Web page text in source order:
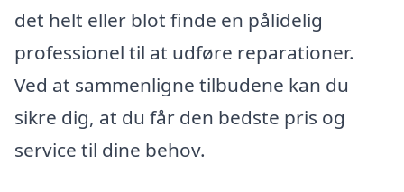
det helt eller blot finde en pålidelig
professionel til at udføre reparationer.
Ved at sammenligne tilbudene kan du
sikre dig, at du får den bedste pris og
service til dine behov.